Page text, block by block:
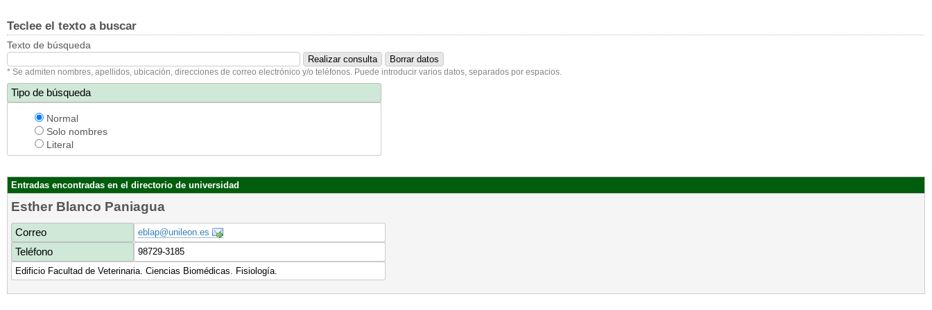
Teclee el texto a buscar
Texto de búsqueda
* Se admiten nombres, apellidos, ubicación, direcciones de correo electrónico y/o teléfonos. Puede introducir varios datos, separados por espacios.
Tipo de búsqueda
Normal
Solo nombres
Literal
Entradas encontradas en el directorio de universidad
Esther Blanco Paniagua
Correo eblap@unileon.es
Teléfono
98729-3185
Edificio Facultad de Veterinaria. Ciencias Biomédicas. Fisiología.